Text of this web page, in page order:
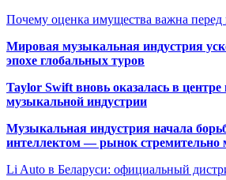
Почему оценка имущества важна перед
Мировая музыкальная индустрия
эпохе глобальных туров
Taylor Swift вновь оказалась в
музыкальной индустрии
Музыкальная индустрия начала
интеллектом — рынок стремительно
Li Auto в Беларуси: официальный